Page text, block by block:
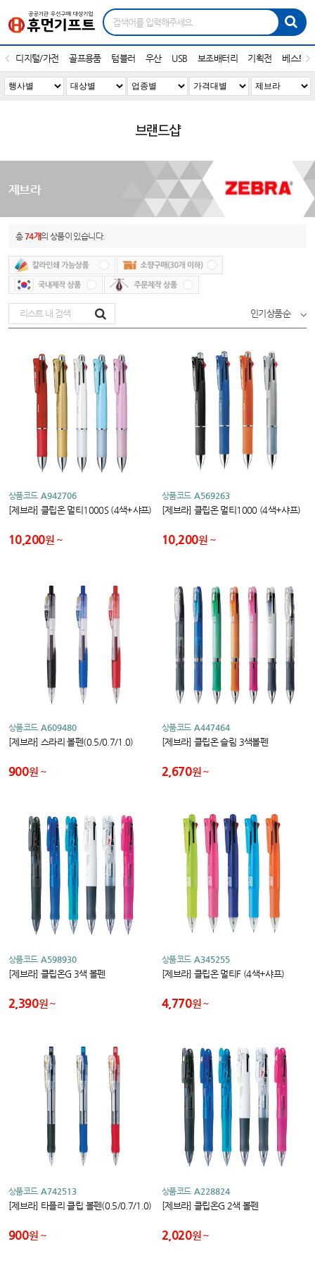
디지털/가전 골프용품 텀블러 우산 USB 보조배터리 기획전 베스트
브랜드샵
제브라
총74개의 상품이 있습니다.
인기상품순
상품코드 A942706
[제브라] 클립온 멀티1000S (4색+샤프)
10,200원
상품코드 A569263
[제브라] 클립온 멀티1000 (4색+샤프)
10,200원
상품코드 A609480
[제브라] 스라리 볼펜(0.5/0.7/1.0)
900원
상품코드 A447464
[제브라] 클립온 슬림 3색볼펜
2,670원
상품코드 A598930
[제브라] 클립온G 3색 볼펜
2,390원
상품코드 A345255
[제브라] 클립온 멀티F (4색+샤프)
4,770원
상품코드 A742513
[제브라] 타플리 클립 볼펜(0.5/0.7/1.0)
900원
상품코드 A228824
[제브라] 클립온G 2색 볼펜
2,020원